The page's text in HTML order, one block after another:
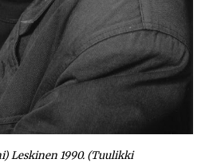
Leskinen 1990. (Tuulikki